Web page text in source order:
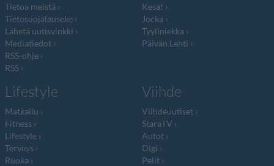
Tietoa meistä
Tietosuojalauseke
Lähetä uutisvinkki
Mediatiedot
RSS-ohje
RSS
Kesä!
Jocka
Tyyliniekka
Päivän Lehti
Lifestyle
Matkailu
Fitness
Lifestyle
Terveys
Ruoka
Viihde
Viihdeuutiset
StaraTV
Autot
Digi
Pelit